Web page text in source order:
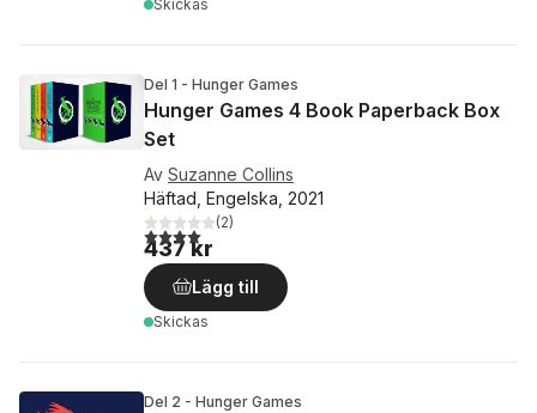
Skickas
Del 1 - Hunger Games
Hunger Games 4 Book Paperback Box
Set
Av Suzanne Collins
Häftad, Engelska, 2021
4,0utav 5 stjärnor. Totalt antal röster:
(2)
437 kr
Lägg till
Skickas
Del 2 - Hunger Games